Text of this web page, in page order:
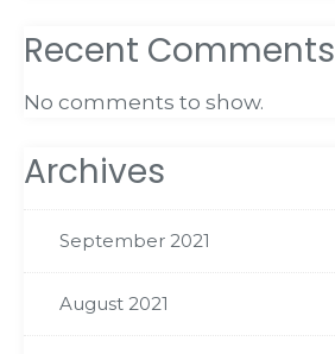
Recent Comments
No comments to show.
Archives
September 2021
August 2021